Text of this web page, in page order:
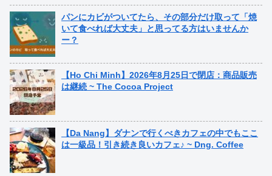
パンにカビがついてたら、その部分だけ取って「焼
いて食べれば大丈夫」と思ってる方はいませんか
ー？
【Ho Chi Minh】2026年8月25日で閉店：商品販売
は継続 ~ The Cocoa Project
【Da Nang】ダナンで行くべきカフェの中でもここ
は一級品！引き続き良いカフェ♪ ~ Dng. Coffee